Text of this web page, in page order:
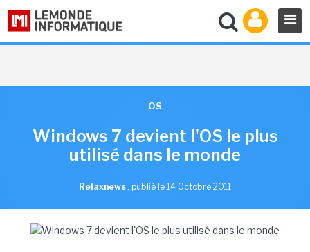
OS
Windows 7 devient l'OS le plus
utilisé dans le monde
Relaxnews , publié le 14 Octobre 2011